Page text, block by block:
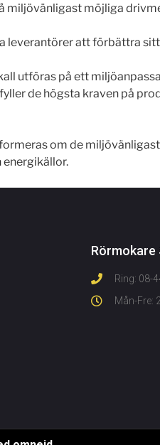
miljövänligast möjliga
leverantörer att förbättra
utföras på ett
de högsta kraven på
om de
energikällor.
Rörmokare
Ring: 08-
Mån-Fre: